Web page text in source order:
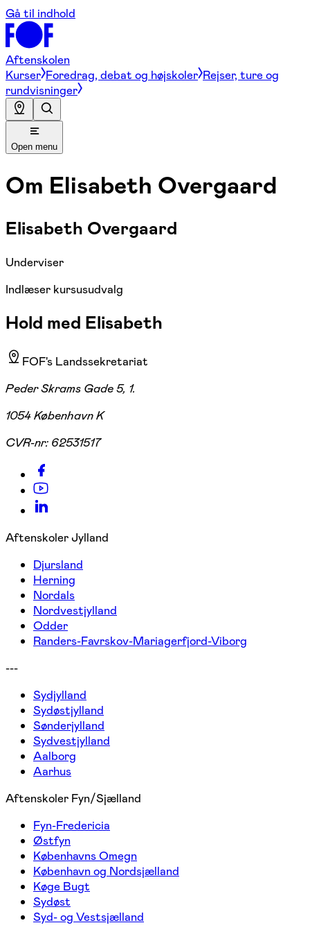
Gå til indhold
Aftenskolen
Kurser Foredrag, debat og højskoler Rejser, ture og
rundvisninger
Open menu
Om Elisabeth Overgaard
Elisabeth Overgaard
Underviser
Indlæser kursusudvalg
Hold med Elisabeth
FOF's Landssekretariat
Peder Skrams Gade 5, 1.
1054 København K
CVR-nr: 62531517
Aftenskoler Jylland
Djursland
Herning
Nordals
Nordvestjylland
Odder
Randers-Favrskov-Mariagerfjord-Viborg
---
Sydjylland
Sydøstjylland
Sønderjylland
Sydvestjylland
Aalborg
Aarhus
Aftenskoler Fyn/Sjælland
Fyn-Fredericia
Østfyn
Københavns Omegn
København og Nordsjælland
Køge Bugt
Sydøst
Syd- og Vestsjælland